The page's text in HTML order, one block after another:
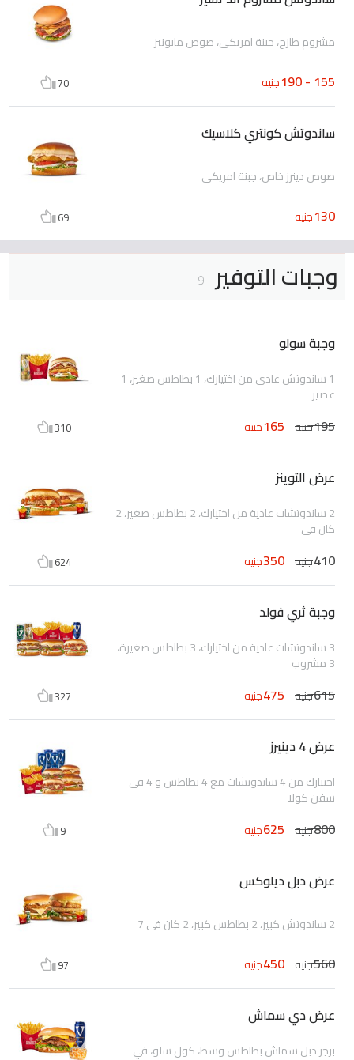
مشروم طازج، جبنة امريكي، صوص مايونيز
155 - 190 جنيه 70
ساندوتش كونتري كلاسيك
صوص دينرز خاص، جبنة امريكي
130جنيه 69
وجبات التوفير 9
وجبة سولو
1 ساندوتش عادي من اختيارك، 1 بطاطس صغير، 1
عصير
195جنيه 165جنيه 310
عرض التوينز
2 ساندوتشات عادية من اختيارك، 2 بطاطس صغير، 2
كان في
410جنيه 350جنيه 624
وجبة ثري فولد
3 ساندوتشات عادية من اختيارك، 3 بطاطس صغيرة،
3 مشروب
615جنيه 475جنيه 327
عرض 4 دينيرز
اختيارك من 4 ساندوتشات مع 4 بطاطس و 4 في
سفن كولا
800جنيه 625جنيه 9
عرض دبل ديلوكس
2 ساندوتش كبير، 2 بطاطس كبير، 2 كان في 7
560جنيه 450جنيه 97
عرض دي سماش
برجر دبل سماش بطاطس وسط، كول سلو، في